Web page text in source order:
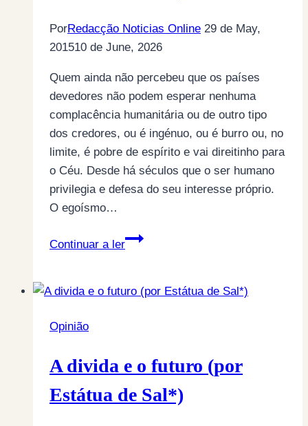
PorRedacção Noticias Online 29 de May,
201510 de June, 2026
Quem ainda não percebeu que os países
devedores não podem esperar nenhuma
complacência humanitária ou de outro tipo
dos credores, ou é ingénuo, ou é burro ou, no
limite, é pobre de espírito e vai direitinho para
o Céu. Desde há séculos que o ser humano
privilegia e defesa do seu interesse próprio.
O egoísmo…
Continuar a ler
QUEM
EM
SE
(por
Estátua
Opinião
A divida e o futuro (por
Estátua de Sal*)